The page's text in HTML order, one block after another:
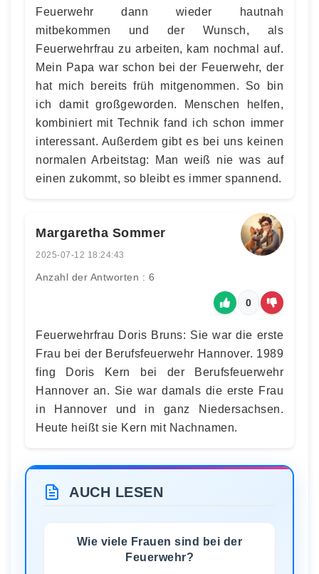
Feuerwehr dann wieder hautnah
mitbekommen und der Wunsch, als
Feuerwehrfrau zu arbeiten, kam nochmal auf.
Mein Papa war schon bei der Feuerwehr, der
hat mich bereits früh mitgenommen. So bin
ich damit großgeworden. Menschen helfen,
kombiniert mit Technik fand ich schon immer
interessant. Außerdem gibt es bei uns keinen
normalen Arbeitstag: Man weiß nie was auf
einen zukommt, so bleibt es immer spannend.
Margaretha Sommer
2025-07-12 18:24:43
Anzahl der Antworten : 6
0
Feuerwehrfrau Doris Bruns: Sie war die erste
Frau bei der Berufsfeuerwehr Hannover. 1989
fing Doris Kern bei der Berufsfeuerwehr
Hannover an. Sie war damals die erste Frau
in Hannover und in ganz Niedersachsen.
Heute heißt sie Kern mit Nachnamen.
AUCH LESEN
Wie viele Frauen sind bei der
Feuerwehr?